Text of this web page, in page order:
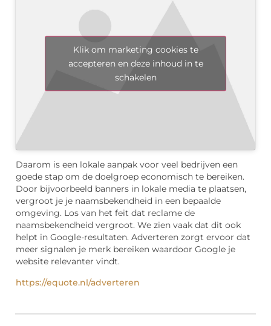
Klik om marketing cookies te
accepteren en deze inhoud in te
schakelen
Daarom is een lokale aanpak voor veel bedrijven een
goede stap om de doelgroep economisch te bereiken.
Door bijvoorbeeld banners in lokale media te plaatsen,
vergroot je je naamsbekendheid in een bepaalde
omgeving. Los van het feit dat reclame de
naamsbekendheid vergroot. We zien vaak dat dit ook
helpt in Google-resultaten. Adverteren zorgt ervoor dat
meer signalen je merk bereiken waardoor Google je
website relevanter vindt.
https://equote.nl/adverteren